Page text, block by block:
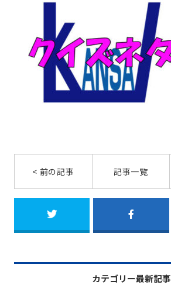
< 前の記事 記事一覧
カテゴリー最新記事